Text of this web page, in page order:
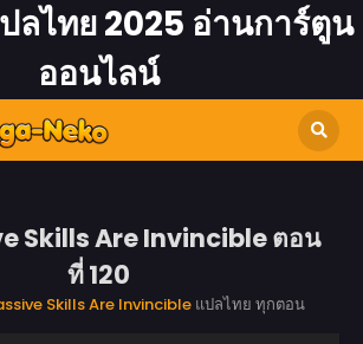
ลไทย 2025 อ่านการ์ตูน
ออนไลน์
Skills Are Invincible ตอน
ที่ 120
Skills Are Invincible แปลไทย ทุกตอน